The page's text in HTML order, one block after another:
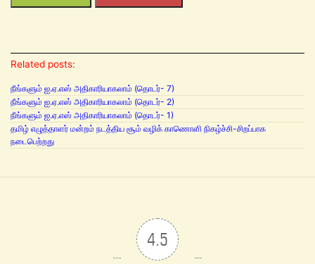
Related posts:
நீங்களும் ஐ.ஏ.எஸ் அதிகாரியாகலாம் (தொடர்- 7)
நீங்களும் ஐ.ஏ.எஸ் அதிகாரியாகலாம் (தொடர்- 2)
நீங்களும் ஐ.ஏ.எஸ் அதிகாரியாகலாம் (தொடர்- 1)
தமிழ் எழுத்தாளர் மன்றம் நடத்திய சூம் வழிக் காணொளி நிகழ்ச்சி-சிறப்பாக
நடைபெற்றது
4.5